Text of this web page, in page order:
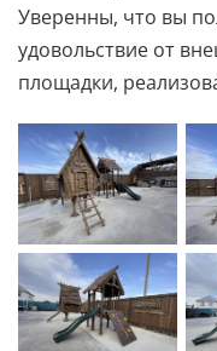
Уверенны, что вы
удовольствие от
площадки,